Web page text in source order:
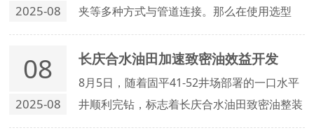
2025-08
夹等多种方式与管道连接。那么在使用选型
中，究竟该如何来选择呢？
08
2025-08
长庆合水油田加速致密油效益开发
8月5日，随着固平41-52井场部署的一口水平
井顺利完钻，标志着长庆合水油田致密油整装
水平井立体开发区井数突破650口，成为国内